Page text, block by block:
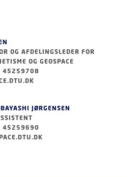
OG AFDELINGSLEDER FOR
OG GEOSPACE
45259708
JØRGENSEN
45259690